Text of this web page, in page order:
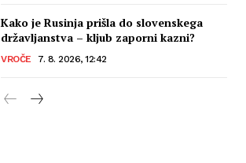
Kako je Rusinja prišla do slovenskega
državljanstva – kljub zaporni kazni?
VROČE 7. 8. 2026, 12:42